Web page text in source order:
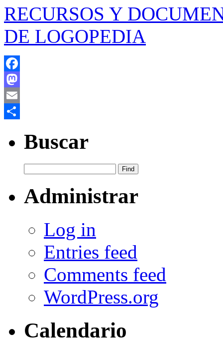
RECURSOS Y
DE LOGOPEDIA
Facebook
Mastodon
Email
Buscar
Administrar
Log in
Entries feed
Comments feed
WordPress.org
Calendario